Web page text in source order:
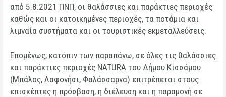
από 5.8.2021 ΠΝΠ, οι θαλάσσιες και παράκτιες περιοχές
καθώς και οι κατοικημένες περιοχές, τα ποτάμια και
λιμναία συστήματα και οι τουριστικές εκμεταλλεύσεις.
Επομένως, κατόπιν των παραπάνω, σε όλες τις θαλάσσιες
και παράκτιες περιοχές NATURA του Δήμου Κισσάμου
(Μπάλος, Λαφονήσι, Φαλάσσαρνα) επιτρέπεται στους
επισκέπτες η πρόσβαση, η διέλευση και η παραμονή σε